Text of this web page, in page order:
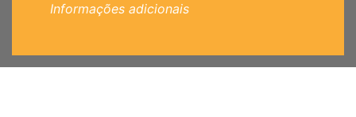
Informações adicionais